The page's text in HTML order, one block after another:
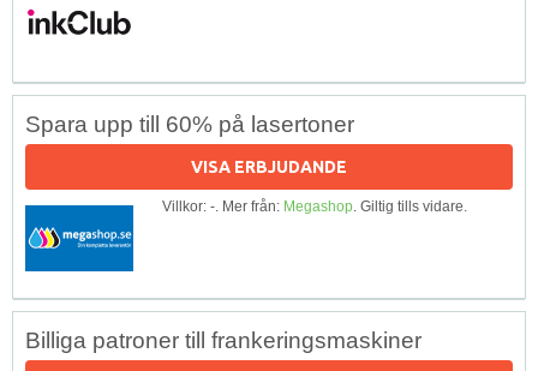
Spara upp till 60% på lasertoner
VISA ERBJUDANDE
Villkor: -. Mer från: Megashop. Giltig tills vidare.
Billiga patroner till frankeringsmaskiner